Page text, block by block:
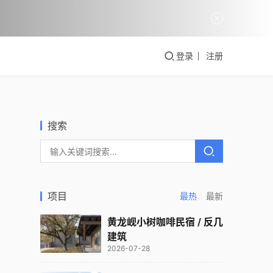
登录 注册
搜索
项目 最热 最新
黄龙岘小树咖啡民宿 / 反几
建筑
2026-07-28